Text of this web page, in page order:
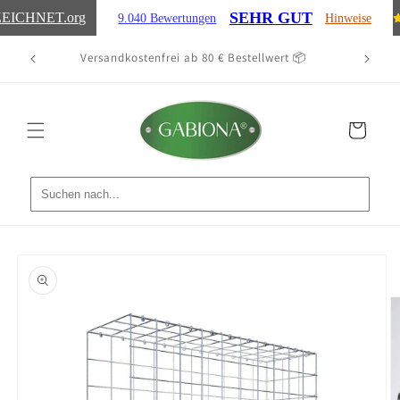
.org 9.040 Bewertungen SEHR GUT Hinweise
zum
Inhalt
Versandkostenfrei ab 80 € Bestellwert 📦
Warenkorb